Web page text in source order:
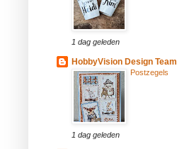
1 dag geleden
HobbyVision Design Team
Postzegels
1 dag geleden